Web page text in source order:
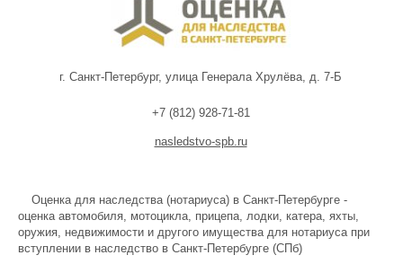
г. Санкт-Петербург, улица Генерала Хрулёва, д. 7-Б
+7 (812) 928-71-81
nasledstvo-spb.ru
Оценка для наследства (нотариуса) в Санкт-Петербурге -
оценка автомобиля, мотоцикла, прицепа, лодки, катера, яхты,
оружия, недвижимости и другого имущества для нотариуса при
вступлении в наследство в Санкт-Петербурге (СПб)